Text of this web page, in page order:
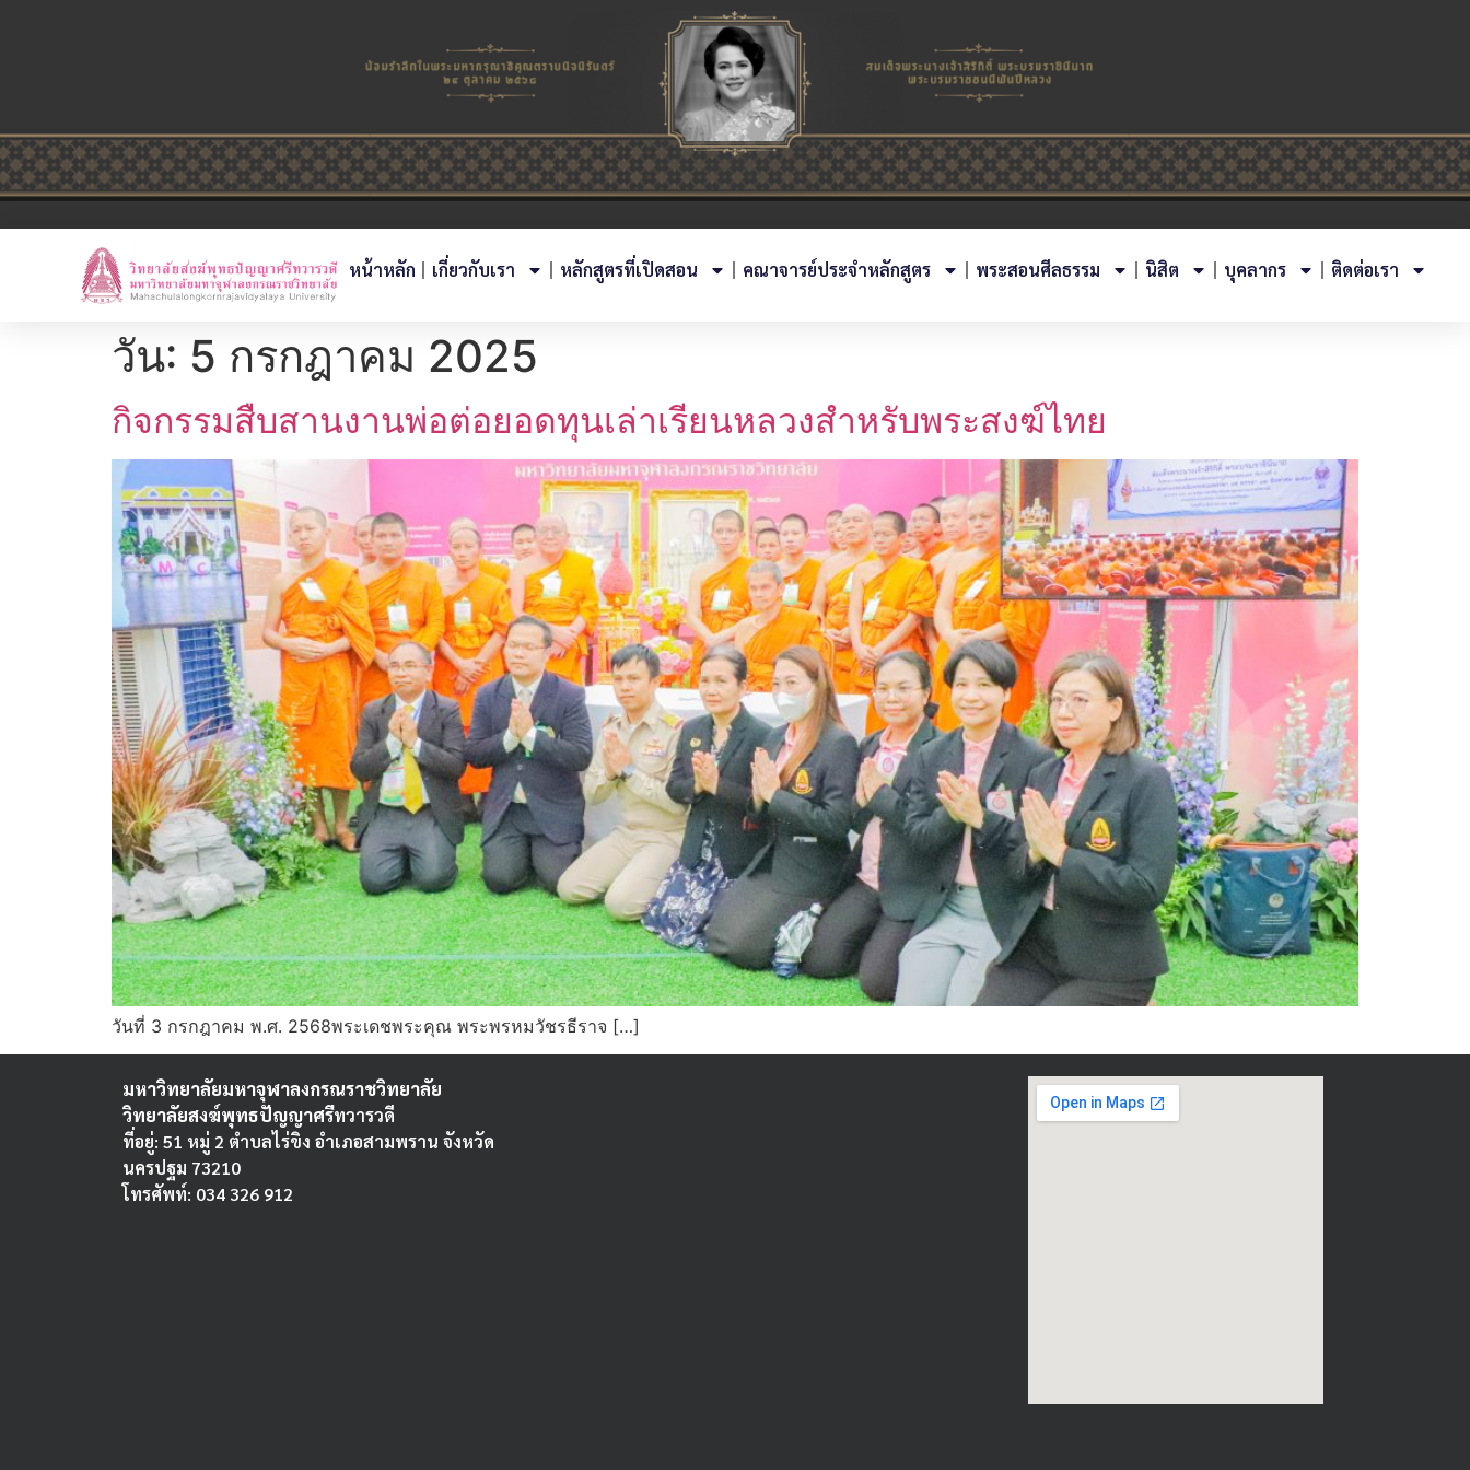
หน้าหลัก เกี่ยวกับเรา หลักสูตรที่เปิดสอน คณาจารย์ประจำหลักสูตร พระสอนศีลธรรม นิสิต บุคลากร ติดต่อเรา
วัน: 5 กรกฎาคม 2025
กิจกรรมสืบสานงานพ่อต่อยอดทุนเล่าเรียนหลวงสำหรับพระสงฆ์ไทย
วันที่ 3 กรกฎาคม พ.ศ. 2568พระเดชพระคุณ พระพรหมวัชรธีราจ […]
มหาวิทยาลัยมหาจุฬาลงกรณราชวิทยาลัย
วิทยาลัยสงฆ์พุทธปัญญาศรีทวารวดี
ที่อยู่: 51 หมู่ 2 ตำบลไร่ขิง อำเภอสามพราน จังหวัด
นครปฐม 73210
โทรศัพท์: 034 326 912